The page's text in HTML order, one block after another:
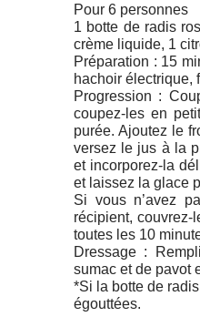
Pour 6 personnes
1 botte de radis
crème liquide, 1
Préparation : 15
hachoir électrique,
Progression :
coupez-les en
purée. Ajoutez le
versez le jus à la
et incorporez-la
et laissez la glace
Si vous n’avez
récipient, couvrez-
toutes les 10
Dressage :
sumac et de pavot
*Si la botte de
égouttées.